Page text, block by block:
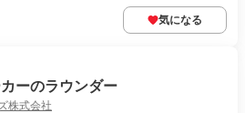
気になる
ーのラウンダー
株式会社